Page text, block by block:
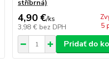
stříbrná)
4,90 €/ks
3,98 € bez DPH
5
Pridať do